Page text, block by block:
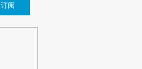
订阅